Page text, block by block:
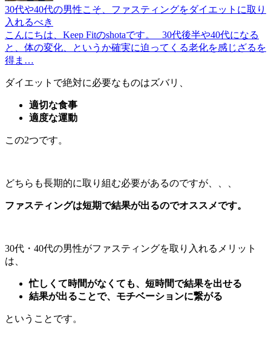
30代や40代の男性こそ、ファスティングをダイエットに取り
入れるべき
こんにちは、Keep Fitのshotaです。 30代後半や40代になる
と、体の変化、というか確実に迫ってくる老化を感じざるを
得ま…
ダイエットで絶対に必要なものはズバリ、
適切な食事
適度な運動
この2つです。
どちらも長期的に取り組む必要があるのですが、、、
ファスティングは短期で結果が出るのでオススメです。
30代・40代の男性がファスティングを取り入れるメリット
は、
忙しくて時間がなくても、短時間で結果を出せる
結果が出ることで、モチベーションに繋がる
ということです。